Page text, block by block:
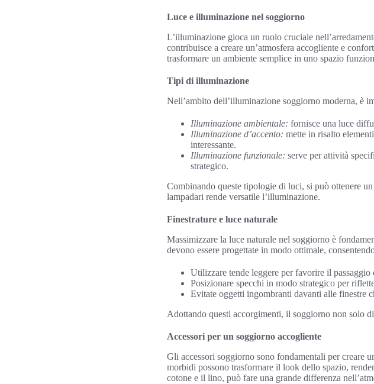
Luce e illuminazione nel soggiorno
L’illuminazione gioca un ruolo cruciale
contribuisce a creare un’atmosfera accogliente e
trasformare un ambiente semplice in uno spazio
Tipi di illuminazione
Nell’ambito dell’illuminazione soggiorno moderna, è
Illuminazione ambientale: fornisce una luce
Illuminazione d’accento: mette in risalto
interessante.
Illuminazione funzionale: serve per attività
strategico.
Combinando queste tipologie di luci, si può ottenere
lampadari rende versatile l’illuminazione.
Finestrature e luce naturale
Massimizzare la luce naturale nel soggiorno è
devono essere progettate in modo ottimale,
Utilizzare tende leggere per favorire il passaggio
Posizionare specchi in modo strategico per
Evitate oggetti ingombranti davanti alle finestre
Adottando questi accorgimenti, il soggiorno non solo
Accessori per un soggiorno accogliente
Gli accessori soggiorno sono fondamentali per creare
morbidi possono trasformare il look dello spazio,
cotone e il lino, può fare una grande differenza